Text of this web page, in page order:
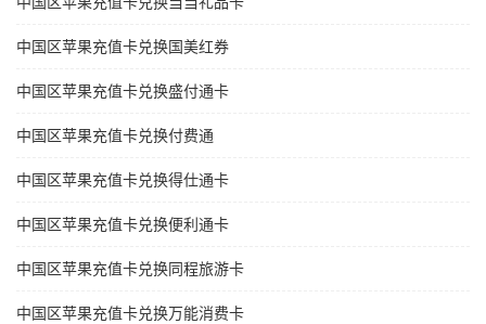
中国区苹果充值卡兑换国美红券
中国区苹果充值卡兑换盛付通卡
中国区苹果充值卡兑换付费通
中国区苹果充值卡兑换得仕通卡
中国区苹果充值卡兑换便利通卡
中国区苹果充值卡兑换同程旅游卡
中国区苹果充值卡兑换万能消费卡